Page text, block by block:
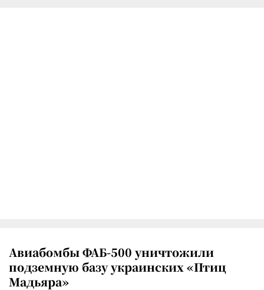
Авиабомбы ФАБ-500 уничтожили
подземную базу украинских «Птиц
Мадьяра»